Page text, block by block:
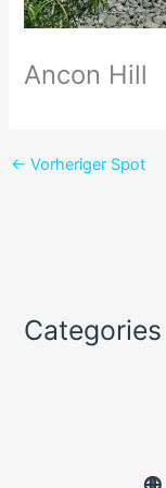
Ancon Hill
← Vorheriger Spot
Categories